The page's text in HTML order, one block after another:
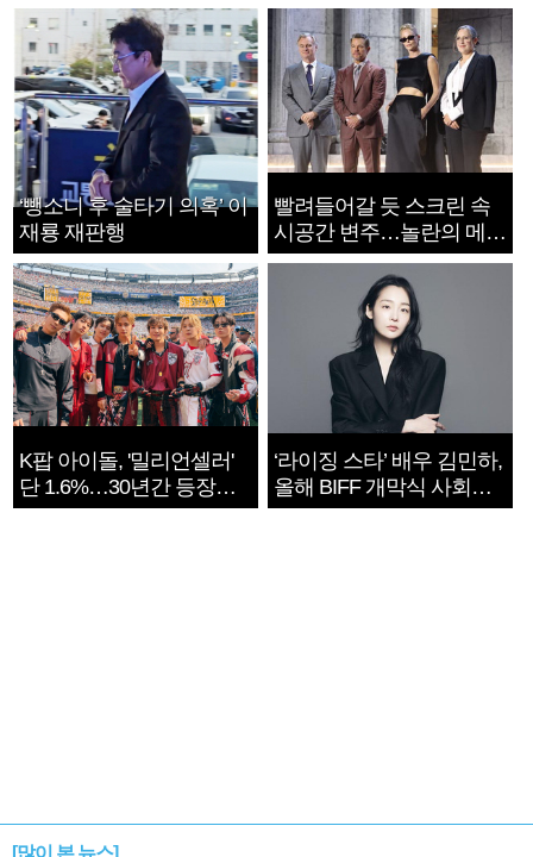
‘뺑소니 후 술타기 의혹’ 이
재룡 재판행
빨려들어갈 듯 스크린 속
시공간 변주…놀란의 메시
지는 ‘전쟁 속죄’
K팝 아이돌, '밀리언셀러'
단 1.6%…30년간 등장
1182개팀 전수조사
‘라이징 스타’ 배우 김민하,
올해 BIFF 개막식 사회자
확정
[많이 본 뉴스]